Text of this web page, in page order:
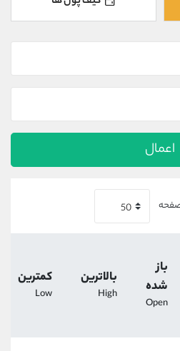
اعمال
صفحه
باز
شده
Open
بالاترین
High
کمترین
Low
@alirezamehrabi_official